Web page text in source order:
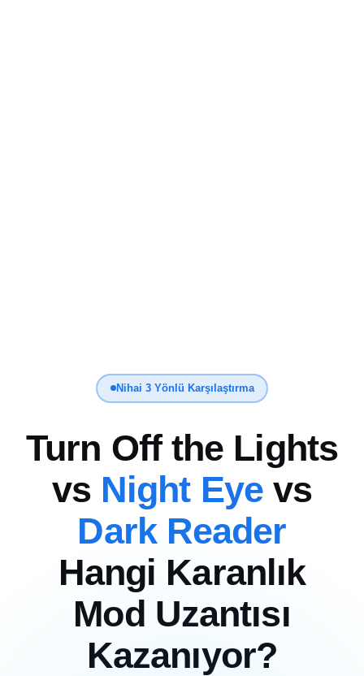
Nihai 3 Yönlü Karşılaştırma
Turn Off the Lights
vs Night Eyevs
Dark Reader
Hangi Karanlık
Mod Uzantısı
Kazanıyor?